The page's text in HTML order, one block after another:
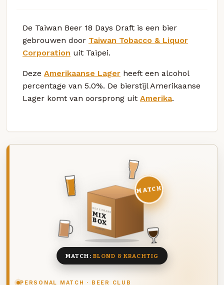
De Taiwan Beer 18 Days Draft is een bier
gebrouwen door Taiwan Tobacco & Liquor
Corporation uit Taipei.
Deze Amerikaanse Lager heeft een alcohol
percentage van 5.0%. De bierstijl Amerikaanse
Lager komt van oorsprong uit Amerika.
PERSONAL MATCH · BEER CLUB
DEZE MAAND
MIX
BOX
8 BIEREN
MATCH
MATCH: BLOND & KRACHTIG